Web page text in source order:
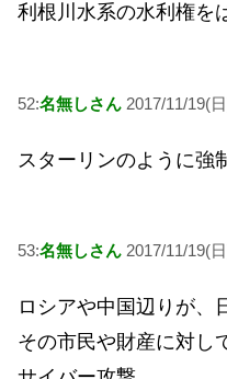
利根川水系の水利権を
52:名無しさん 2017/11/19(
スターリンのように強
53:名無しさん 2017/11/19(
ロシアや中国辺りが、
その市民や財産に対し